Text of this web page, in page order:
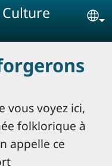
vous voyez ici,
folklorique à
appelle ce